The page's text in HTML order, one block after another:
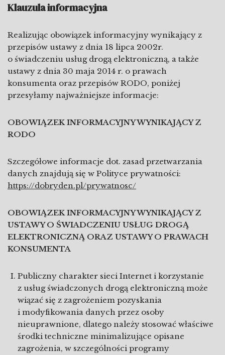
Klauzula informacyjna
Realizując obowiązek informacyjny wynikający z
przepisów ustawy z dnia 18 lipca 2002r.
o świadczeniu usług drogą elektroniczną, a także
ustawy z dnia 30 maja 2014 r. o prawach
konsumenta oraz przepisów RODO, poniżej
przesyłamy najważniejsze informacje:
OBOWIĄZEK INFORMACYJNY WYNIKAJĄCY Z
RODO
Szczegółowe informacje dot. zasad przetwarzania
danych znajdują się w Polityce prywatności:
https://dobryden.pl/prywatnosc/
OBOWIĄZEK INFORMACYJNY WYNIKAJĄCY Z
USTAWY O ŚWIADCZENIU USŁUG DROGĄ
ELEKTRONICZNĄ ORAZ USTAWY O PRAWACH
KONSUMENTA
Publiczny charakter sieci Internet i korzystanie
z usług świadczonych drogą elektroniczną może
wiązać się z zagrożeniem pozyskania
i modyfikowania danych przez osoby
nieuprawnione, dlatego należy stosować właściwe
środki techniczne minimalizujące opisane
zagrożenia, w szczególności programy